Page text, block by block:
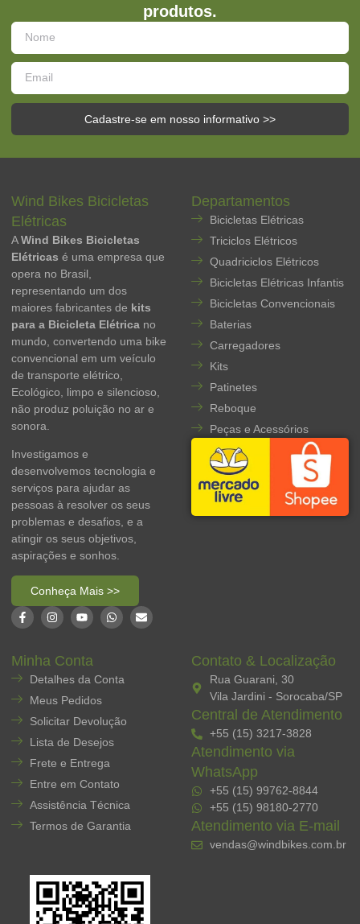
produtos.
Cadastre-se em nosso informativo >>
Wind Bikes Bicicletas
Elétricas
AWind Bikes Bicicletas
Elétricas é uma empresa que
opera no Brasil,
representando um dos
maiores fabricantes de kits
para a Bicicleta Elétrica no
mundo, convertendo uma bike
convencional em um veículo
de transporte elétrico,
Ecológico, limpo e silencioso,
não produz poluição no ar e
sonora.
Investigamos e
desenvolvemos tecnologia e
serviços para ajudar as
pessoas à resolver os seus
problemas e desafios, e a
atingir os seus objetivos,
aspirações e sonhos.
Conheça Mais >>
Departamentos
Bicicletas Elétricas
Triciclos Elétricos
Quadriciclos Elétricos
Bicicletas Elétricas Infantis
Bicicletas Convencionais
Baterias
Carregadores
Kits
Patinetes
Reboque
Peças e Acessórios
Minha Conta
Detalhes da Conta
Meus Pedidos
Solicitar Devolução
Lista de Desejos
Frete e Entrega
Entre em Contato
Assistência Técnica
Termos de Garantia
Contato & Localização
Rua Guarani, 30
Vila Jardini - Sorocaba/SP
Central de Atendimento
+55 (15) 3217-3828
Atendimento via
WhatsApp
+55 (15) 99762-8844
+55 (15) 98180-2770
Atendimento via E-mail
vendas@windbikes.com.br